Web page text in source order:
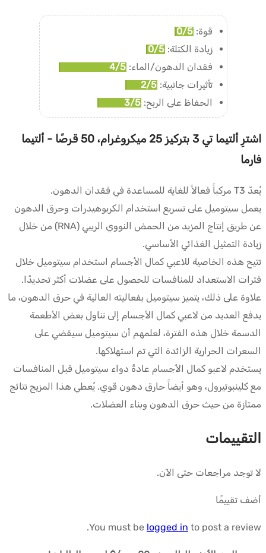
قوة: 0/5
زيادة الكتلة: 0/5
فقدان الدهون/الماء: 4/5
تأثيرات جانبية: 2/5
الحفاظ على الربح: 3/5
اشترِ ألتيما تي 3 بتركيز 25 ميكروغرام، 50 قرصًا - ألتيما
فارما
يُعدّ T3 مركباً فعالاً للغاية للمساعدة في فقدان الدهون.
يعمل سيتوميل على تسريع استخدام الكربوهيدرات وحرق الدهون
عن طريق إنتاج المزيد من الحمض النووي الريبي (RNA) من خلال
زيادة التمثيل الغذائي الأساسي.
تتيح هذه الخاصية للاعبي كمال الأجسام استخدام سيتوميل خلال
فترات الاستعداد للمنافسات للحصول على عضلات أكثر تحديدًا.
علاوة على ذلك، يتميز سيتوميل بفعاليته العالية في حرق الدهون، ما
يدفع العديد من لاعبي كمال الأجسام إلى تناول بعض الأطعمة
الدسمة خلال هذه الفترة، لعلمهم أن سيتوميل سيقضي على
السعرات الحرارية الزائدة التي تم استهلاكها.
يستخدم لاعبو كمال الأجسام عادةً دواء سيتوميل قبل المنافسات
مع كلينبوتيرول، وهو أيضاً حارق دهون قوي. يُعطي هذا المزيج نتائج
ممتازة من حيث حرق الدهون وبناء العضلات.
التقييمات
لا توجد مراجعات حتى الآن.
أضف تقييمًا
You must be logged in to post a review.